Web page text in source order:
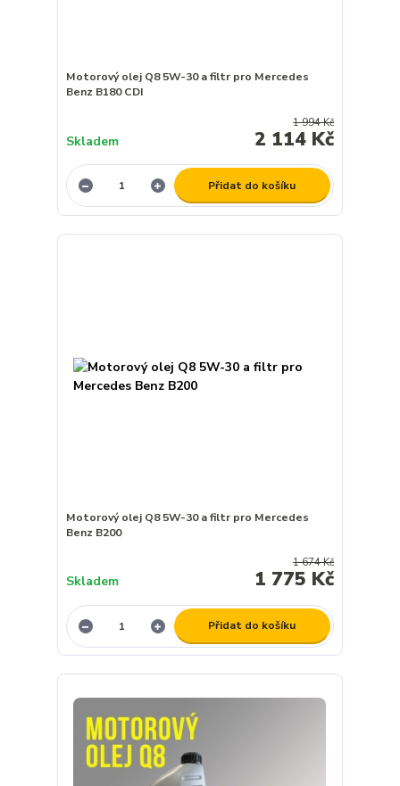
Motorový olej Q8 5W-30 a filtr pro Mercedes
Benz B180 CDI
1 994 Kč
2 114 Kč
Skladem
Přidat do košíku
Motorový olej Q8 5W-30 a filtr pro Mercedes
Benz B200
1 674 Kč
1 775 Kč
Skladem
Přidat do košíku